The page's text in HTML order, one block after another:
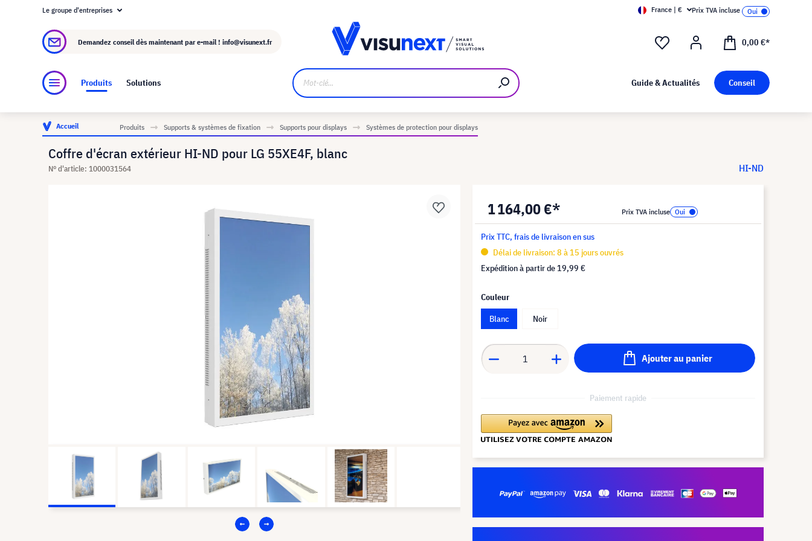
À propos de visunext.fr
Le groupe d'entreprises France | € Prix TVA incluse
Demandez conseil dès maintenant par e-mail ! info@visunext.fr 0,00 €*
Produits Solutions Guide & Actualités Conseil
Accueil Produits Supports & systèmes de fixation Supports pour displays Systèmes de protection pour displays
Coffre d'écran extérieur HI-ND pour LG 55XE4F, blanc
N° d'article: 1000031564 HI-ND
1 164,00 €* Prix TVA incluse
Prix TTC, frais de livraison en sus
Délai de livraison: 8 à 15 jours ouvrés
Expédition à partir de 19,99 €
Couleur
Blanc
Noir
Ajouter au panier
Paiement rapide